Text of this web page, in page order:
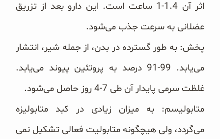
اثر آن 1.4-1 ‏ساعت است. این دارو بعد از تزریق
عضلانی به سرعت جذب می‌شود.
پخش: به طور گسترده در بدن، از جمله شیر، انتشار
می‌یابد. 99-91 درصد به پروتئین پیوند می‌یابد.
غلظت سرمی پایدار ‏آن طی 7-4 روز حاصل می‌شود.
متابولیسم: به میزان زیادی در کبد متابولیزه
می‌گردد، ولی هیچگونه متابولیت فعالی تشکیل نمی‌